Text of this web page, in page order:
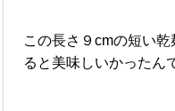
この長さ９cmの短い
ると美味しいかったん